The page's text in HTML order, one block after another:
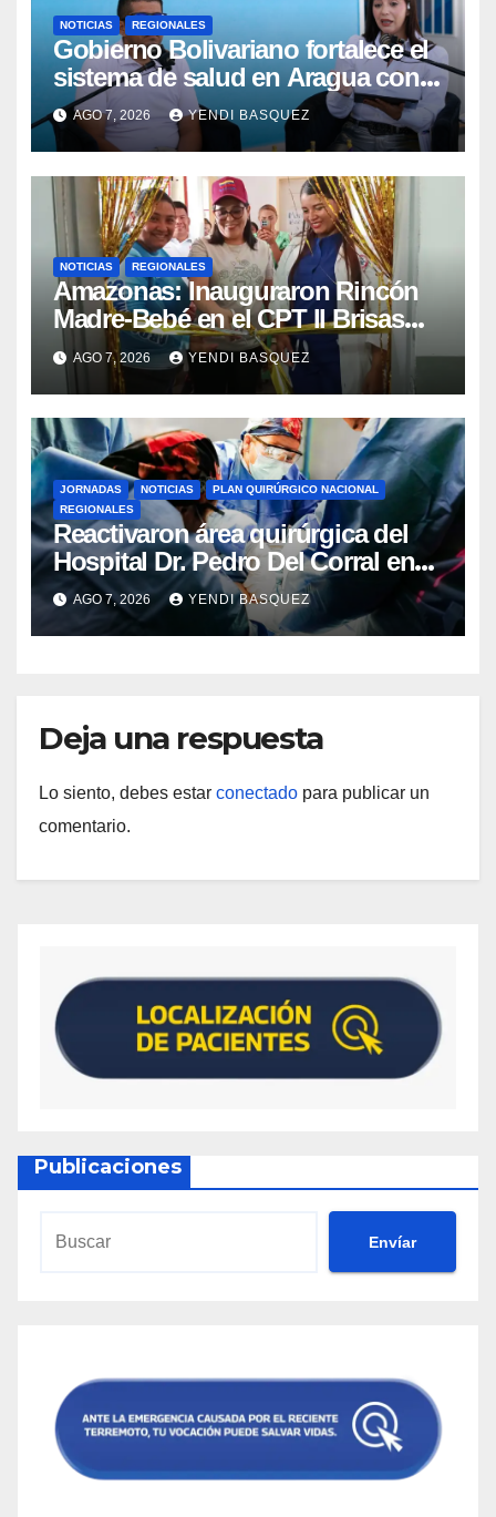
NOTICIAS REGIONALES
Gobierno Bolivariano fortalece el
sistema de salud en Aragua con
la reinauguración del CDI La Mora
AGO 7, 2026 YENDI BASQUEZ
NOTICIAS REGIONALES
​Amazonas: Inauguraron Rincón
Madre-Bebé en el CPT II Brisas
del Aeropuerto ​Inauguraron
Rincón
AGO 7, 2026 YENDI BASQUEZ
JORNADAS NOTICIAS
PLAN QUIRÚRGICO NACIONAL
REGIONALES
Reactivaron área quirúrgica del
Hospital Dr. Pedro Del Corral en
Guárico
AGO 7, 2026 YENDI BASQUEZ
Deja una respuesta
Lo siento, debes estar conectado para publicar un
comentario.
Publicaciones
Envíar